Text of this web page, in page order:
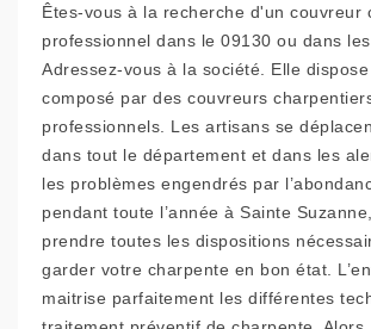
Êtes-vous à la recherche d'un couvreur
professionnel dans le 09130 ou dans
Adressez-vous à la société. Elle dispose
composé par des couvreurs
professionnels. Les artisans se
dans tout le département et dans les
les problèmes engendrés par
pendant toute l’année à Sainte
prendre toutes les dispositions
garder votre charpente en bon état.
maitrise parfaitement les différentes